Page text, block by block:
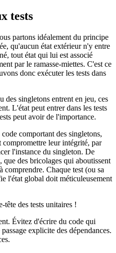
tests
partons idéalement du principe
qu'aucun état extérieur n'y entre
tout état qui lui est associé
par le ramasse-miettes. C'est ce
donc exécuter les tests dans
des singletons entrent en jeu, ces
L'état peut entrer dans les tests
peut avoir de l'importance.
comportant des singletons,
leur intégrité, par
l'instance du singleton. De
des bricolages qui aboutissent
Chaque test (ou sa
l'état global doit méticuleusement
tête des tests unitaires !
Évitez d'écrire du code qui
explicite des dépendances.